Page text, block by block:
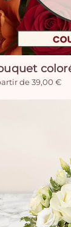
de 39,00 €